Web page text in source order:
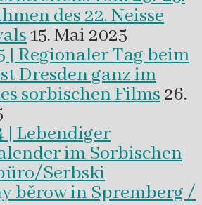
des 22. Neisse
15. Mai 2025
| Regionaler Tag beim
Dresden ganz im
sorbischen Films 26.
| Lebendiger
im Sorbischen
Serbski
běrow in Spremberg /